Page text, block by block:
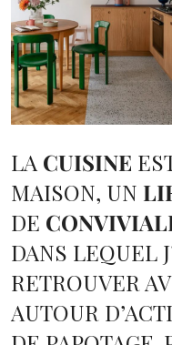
LA CUISINE
MAISON, UN
DE
DANS LEQUEL
RETROUVER
AUTOUR